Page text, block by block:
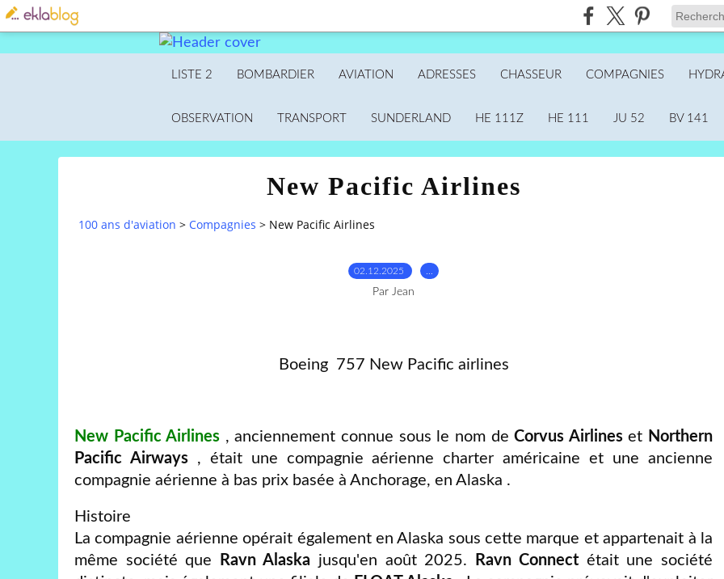
LISTE 2 BOMBARDIER AVIATION ADRESSES CHASSEUR COMPAGNIES
OBSERVATION TRANSPORT SUNDERLAND HE 111Z HE 111 JU 52 BV 141
New Pacific Airlines
100 ans d'aviation > Compagnies > New Pacific Airlines
02.12.2025
Par Jean
Boeing 757 New Pacific airlines
New Pacific Airlines , anciennement connue sous le nom deCorvus Airlineset Northern
Pacific Airways, était une compagnie aérienne charter américaine et une ancienne
compagnie aérienne à bas prix basée à Anchorage, en Alaska .
Histoire
La compagnie aérienne opérait également en Alaska sous cette marque et appartenait à la
même société que
Ravn Alaska jusqu'en août 2025. Ravn Connect était une société